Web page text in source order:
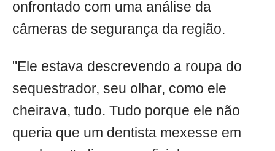
onfrontado com uma análise da
câmeras de segurança da região.
"Ele estava descrevendo a roupa do
sequestrador, seu olhar, como ele
cheirava, tudo. Tudo porque ele não
queria que um dentista mexesse em